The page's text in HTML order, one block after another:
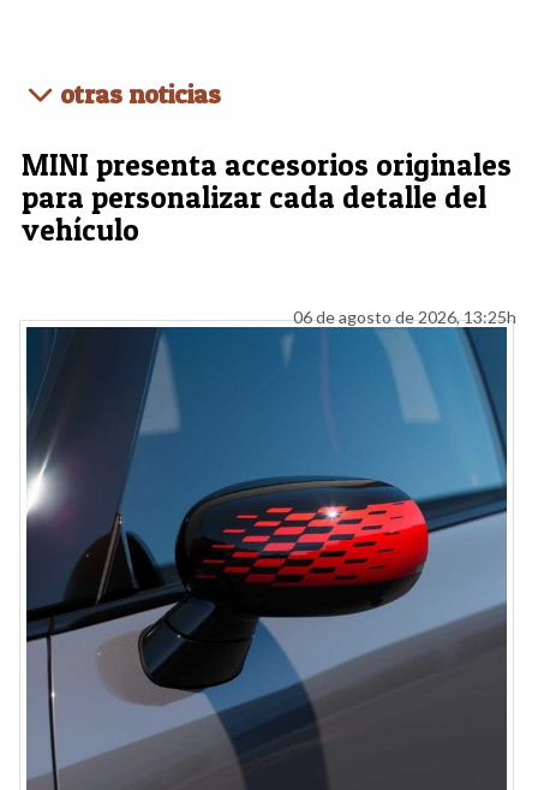
otras noticias
MINI presenta accesorios originales
para personalizar cada detalle del
vehículo
06 de agosto de 2026, 13:25h